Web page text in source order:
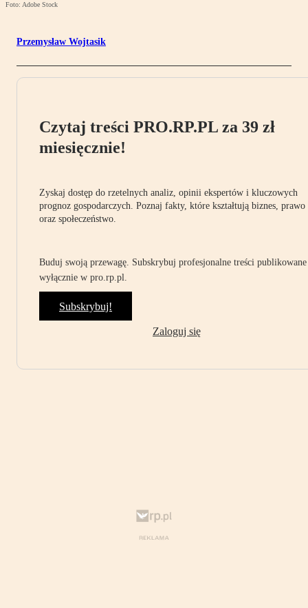
Foto: Adobe Stock
Przemysław Wojtasik
Czytaj treści PRO.RP.PL za 39 zł
miesięcznie!
Zyskaj dostęp do rzetelnych analiz, opinii ekspertów i kluczowych
prognoz gospodarczych. Poznaj fakty, które kształtują biznes, prawo
oraz społeczeństwo.
Buduj swoją przewagę. Subskrybuj profesjonalne treści publikowane
wyłącznie w pro.rp.pl.
Subskrybuj!
Zaloguj się